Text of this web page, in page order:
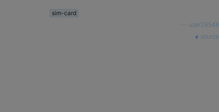
sim-card
user28546
source